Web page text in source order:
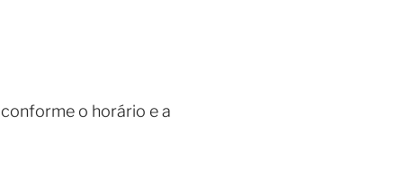
o horário e a